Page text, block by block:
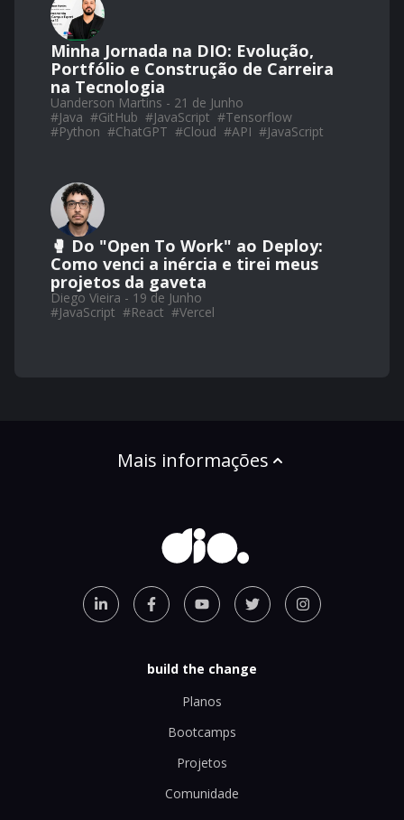
Minha Jornada na DIO: Evolução,
Portfólio e Construção de Carreira
na Tecnologia
Uanderson Martins - 21 de Junho
#Java #GitHub #JavaScript #Tensorflow
#Python #ChatGPT #Cloud #API #JavaScript
🥊 Do "Open To Work" ao Deploy:
Como venci a inércia e tirei meus
projetos da gaveta
Diego Vieira - 19 de Junho
#JavaScript #React #Vercel
Mais informações
build the change
Planos
Bootcamps
Projetos
Comunidade